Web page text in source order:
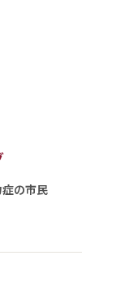
の市民